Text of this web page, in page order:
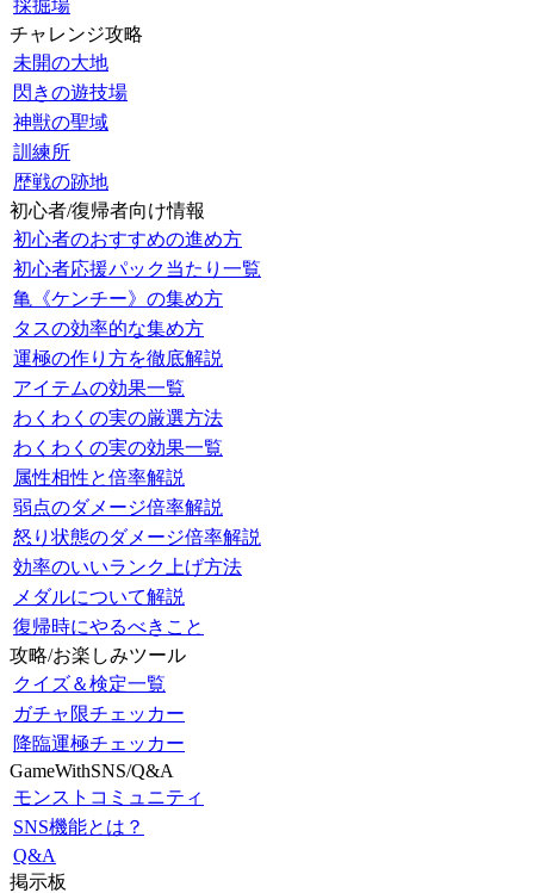
採掘場
チャレンジ攻略
未開の大地
閃きの遊技場
神獣の聖域
訓練所
歴戦の跡地
初心者/復帰者向け情報
初心者のおすすめの進め方
初心者応援パック当たり一覧
亀《ケンチー》の集め方
タスの効率的な集め方
運極の作り方を徹底解説
アイテムの効果一覧
わくわくの実の厳選方法
わくわくの実の効果一覧
属性相性と倍率解説
弱点のダメージ倍率解説
怒り状態のダメージ倍率解説
効率のいいランク上げ方法
メダルについて解説
復帰時にやるべきこと
攻略/お楽しみツール
クイズ＆検定一覧
ガチャ限チェッカー
降臨運極チェッカー
GameWithSNS/Q&A
モンストコミュニティ
SNS機能とは？
Q&A
掲示板